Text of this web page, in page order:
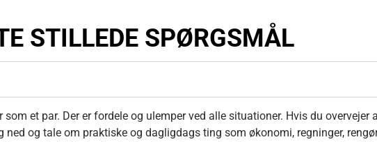
STILLEDE SPØRGSMÅL
et par. Der er fordele og ulemper ved alle situationer. Hvis du overvejer
og tale om praktiske og dagligdags ting som økonomi, regninger,